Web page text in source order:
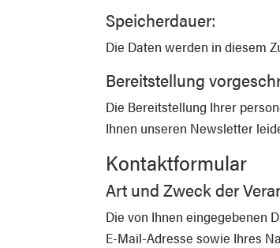
Speicherdauer:
Die Daten werden in diesem
Bereitstellung
Die Bereitstellung Ihrer
Ihnen unseren Newsletter
Kontaktformular
Art und Zweck der
Die von Ihnen eingegebenen
E-Mail-Adresse sowie Ihres